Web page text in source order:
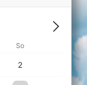
Weiter -
So
2